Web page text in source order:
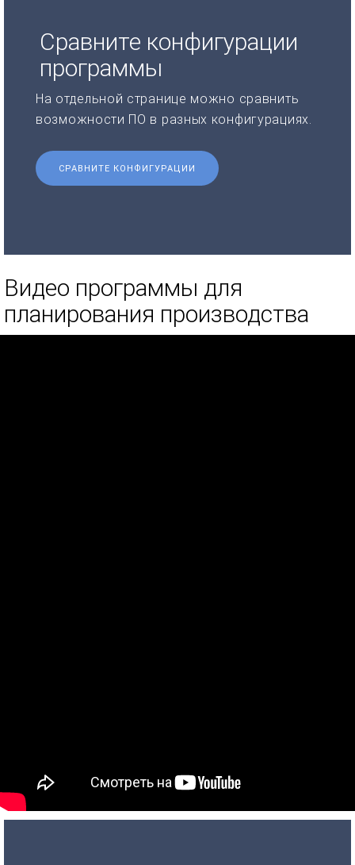
Сравните конфигурации
программы
На отдельной странице можно сравнить
возможности ПО в разных конфигурациях.
СРАВНИТЕ КОНФИГУРАЦИИ
Видео программы для
планирования производства